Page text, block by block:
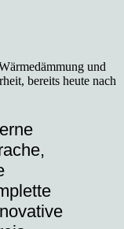
und
bereits heute nach